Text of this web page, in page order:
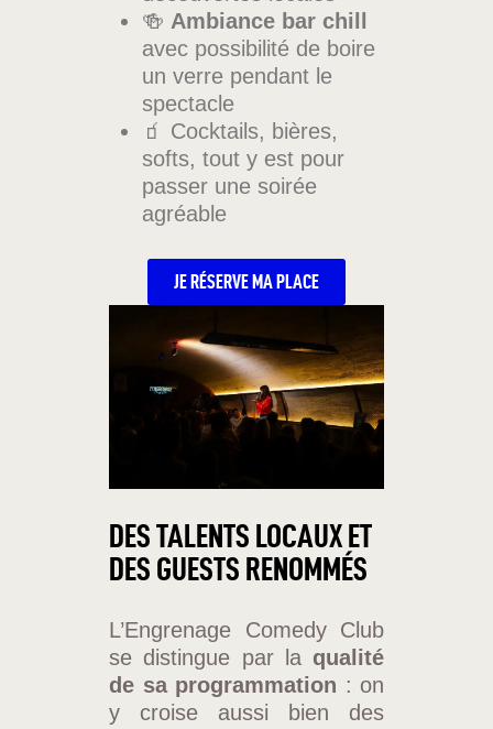
🍻 Ambiance bar chill
avec possibilité de boire
un verre pendant le
spectacle
🧃 Cocktails, bières,
softs, tout y est pour
passer une soirée
agréable
JE RÉSERVE MA PLACE
DES TALENTS LOCAUX ET
DES GUESTS RENOMMÉS
L’Engrenage Comedy Club
se distingue par la qualité
de sa programmation : on
y croise aussi bien des